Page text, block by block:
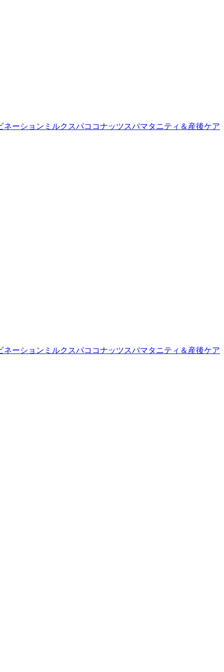
ネーション ミルクスパココナッツスパマタニティ＆産後ケア
ネーション ミルクスパココナッツスパマタニティ＆産後ケア